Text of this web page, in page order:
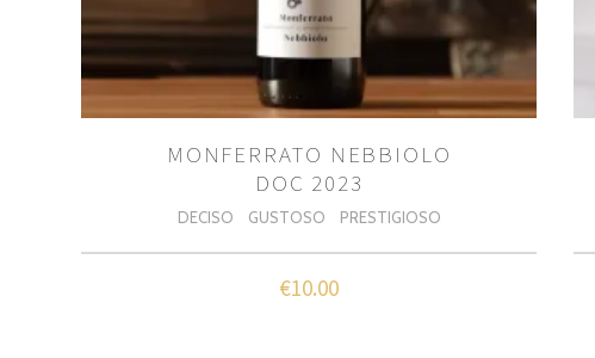
MONFERRATO NEBBIOLO
DOC 2023
DECISO GUSTOSO PRESTIGIOSO
€10.00